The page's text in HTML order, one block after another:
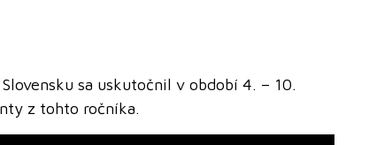
sa uskutočnil v období 4. – 10.
z tohto ročníka.